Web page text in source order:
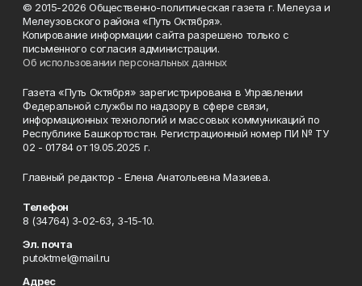
© 2015-2026 Общественно-политическая газета г. Мелеуза и
Мелеузовского района «Путь Октября».
Копирование информации сайта разрешено только с
письменного согласия администрации.
Об использовании персональных данных
Газета «Путь Октября» зарегистрирована в Управлении
Федеральной службы по надзору в сфере связи,
информационных технологий и массовых коммуникаций по
Республике Башкортостан. Регистрационный номер ПИ № ТУ
02 - 01784 от 19.05.2025 г.
Главный редактор - Елена Анатольевна Мазиева.
Телефон
8 (34764) 3-02-63, 3-15-10.
Эл. почта
putoktmel@mail.ru
Адрес